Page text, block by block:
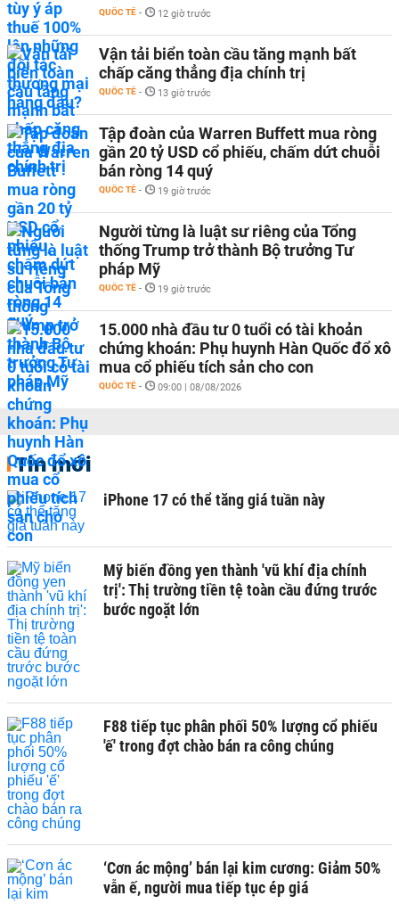
QUỐC TẾ - 12 giờ trước
Vận tải biển toàn cầu tăng mạnh bất
chấp căng thẳng địa chính trị
QUỐC TẾ - 13 giờ trước
Tập đoàn của Warren Buffett mua ròng
gần 20 tỷ USD cổ phiếu, chấm dứt chuỗi
bán ròng 14 quý
QUỐC TẾ - 19 giờ trước
Người từng là luật sư riêng của Tổng
thống Trump trở thành Bộ trưởng Tư
pháp Mỹ
QUỐC TẾ - 19 giờ trước
15.000 nhà đầu tư 0 tuổi có tài khoản
chứng khoán: Phụ huynh Hàn Quốc đổ xô
mua cổ phiếu tích sản cho con
QUỐC TẾ - 09:00 | 08/08/2026
Tin mới
iPhone 17 có thể tăng giá tuần này
Mỹ biến đồng yen thành 'vũ khí địa chính
trị': Thị trường tiền tệ toàn cầu đứng trước
bước ngoặt lớn
F88 tiếp tục phân phối 50% lượng cổ phiếu
'ế' trong đợt chào bán ra công chúng
‘Cơn ác mộng’ bán lại kim cương: Giảm 50%
vẫn ế, người mua tiếp tục ép giá